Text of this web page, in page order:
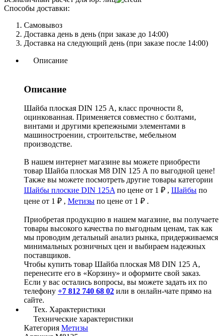
Способы доставки:
Самовывоз
Доставка день в день (при заказе до 14:00)
Доставка на следующий день (при заказе после 14:00)
Описание
Описание
Шайба плоская DIN 125 А, класс прочности 8,
оцинкованная. Применяется совместно с болтами,
винтами и другими крепежными элементами в
машиностроении, строительстве, мебельном
производстве.
В нашем интернет магазине вы можете приобрести
товар Шайба плоская М8 DIN 125 А по выгодной цене!
Также вы можете посмотреть другие товары категории
Шайбы плоские DIN 125A по цене от 1 ₽ , Шайбы по
цене от 1 ₽ , Метизы по цене от 1 ₽ .
Приобретая продукцию в нашем магазине, вы получаете
товары высокого качества по выгодным ценам, так как
мы проводим детальный анализ рынка, придерживаемся
минимальных розничных цен и выбираем надежных
поставщиков.
Чтобы купить товар Шайба плоская М8 DIN 125 А,
перенесите его в «Корзину» и оформите свой заказ.
Если у вас остались вопросы, вы можете задать их по
телефону +7 812 740 68 02 или в онлайн-чате прямо на
сайте.
Тех. Характеристики
Технические характеристики
Категория Метизы